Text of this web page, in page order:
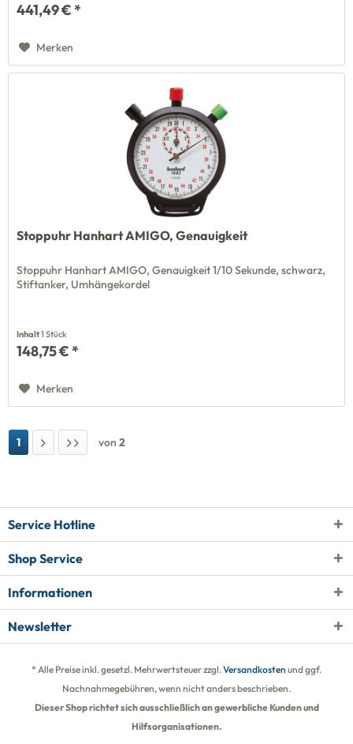
441,49 € *
Merken
Stoppuhr Hanhart AMIGO, Genauigkeit
Stoppuhr Hanhart AMIGO, Genauigkeit 1/10 Sekunde, schwarz,
Stiftanker, Umhängekordel
Inhalt1 Stück
148,75 € *
Merken
1 von 2
Service Hotline
Shop Service
Informationen
Newsletter
* Alle Preise inkl. gesetzl. Mehrwertsteuer zzgl.Versandkosten und ggf.
Nachnahmegebühren, wenn nicht anders beschrieben.
Dieser Shop richtet sich ausschließlich an gewerbliche Kunden und
Hilfsorganisationen.